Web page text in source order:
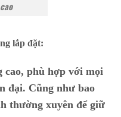
lắp đặt:
cao, phù hợp với mọi
đại. Cũng như bao
thường xuyên để giữ